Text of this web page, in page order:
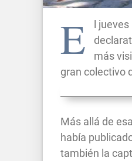
E
l
más
gran colectivo
Más allá de
había
también la